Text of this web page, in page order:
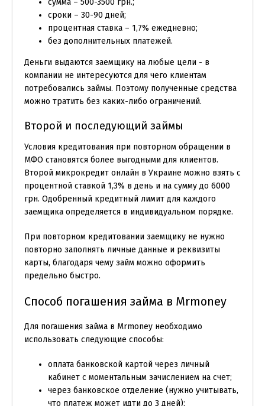
сумма – 500-3500 грн.;
сроки – 30-90 дней;
процентная ставка – 1,7% ежедневно;
без дополнительных платежей.
Деньги выдаются заемщику на любые цели - в
компании не интересуются для чего клиентам
потребовались займы. Поэтому полученные средства
можно тратить без каких-либо ограничений.
Второй и последующий займы
Условия кредитования при повторном обращении в
МФО становятся более выгодными для клиентов.
Второй микрокредит онлайн в Украине можно взять с
процентной ставкой 1,3% в день и на сумму до 6000
грн. Одобренный кредитный лимит для каждого
заемщика определяется в индивидуальном порядке.
При повторном кредитовании заемщику не нужно
повторно заполнять личные данные и реквизиты
карты, благодаря чему займ можно оформить
предельно быстро.
Способ погашения займа в Mrmoney
Для погашения займа в Mrmoney необходимо
использовать следующие способы:
оплата банковской картой через личный
кабинет с моментальным зачислением на счет;
через банковское отделение (нужно учитывать,
что платеж может идти до 3 дней);